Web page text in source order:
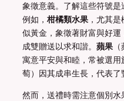
象徵意義。了解這些符號是
例如， 柑橘類水果 ，尤其
似黃金，象徵著財富與好
成雙贈送以求和諧。 蘋果
寓意平安與和睦，常被選用
萄）因其成串生長，代表了
然而，送禮時需注意個別水